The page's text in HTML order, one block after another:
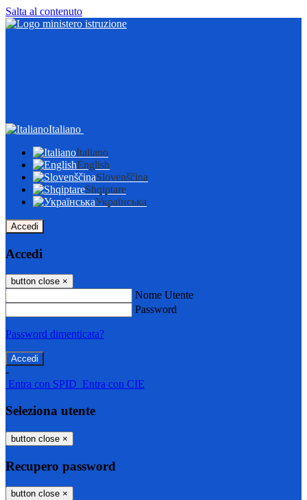
Salta al contenuto
Italiano
Italiano
English
Slovenščina
Shqiptare
Українська
Accedi
Accedi
button close ×
Nome Utente
Password
Password dimenticata?
-
Entra con SPID Entra con CIE
Seleziona utente
button close ×
Recupero password
button close ×